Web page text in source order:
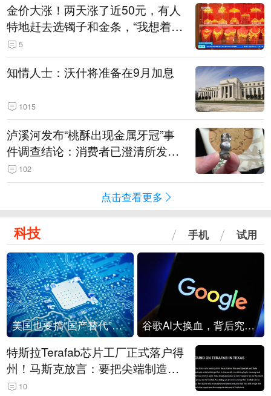
金价大涨！两天涨了近50元，有人
特地赶去选镯子和金条，“我想着买
起来可以保值，小批量进一些货”
5
知情人士：沃什将准备在9月加息
1015
泸溪河发布“桃酥出现金属牙冠”事
件调查结论：消费者已澄清所发视
频情况不属实
102
点击查看更多
科技 手机 试用
美国也要搞“国产替代”？先算清三笔账 谷歌AI大换血，背后究竟发生了什么？
特斯拉Terafab芯片工厂正式落户得
州！马斯克放言：要把尖端制造带
回美国
10